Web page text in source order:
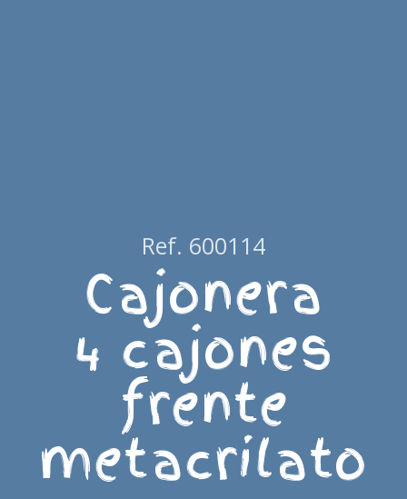
Ref. 600114
Cajonera
4 cajones
frente
metacrilato